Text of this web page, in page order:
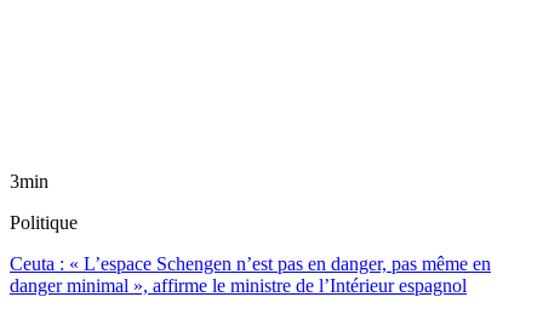
3min
Politique
Ceuta : « L’espace Schengen n’est pas en danger, pas même en
danger minimal », affirme le ministre de l’Intérieur espagnol